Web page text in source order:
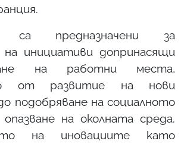
са предназначени за
на инициативи допринасящи
на работни места,
от развитие на нови
подобряване на социалното
на околната среда.
на иновациите като